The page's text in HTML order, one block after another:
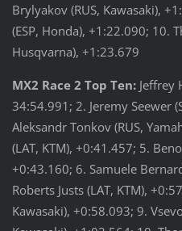
Brylyakov (RUS, Kawasaki),
(ESP, Honda), +1:22.090; 10.
Husqvarna), +1:23.679
MX2 Race 2 Top Ten: Jeffrey
34:54.991; 2. Jeremy Seewer
Aleksandr Tonkov (RUS,
(LAT, KTM), +0:41.457; 5.
+0:43.160; 6. Samuele
Roberts Justs (LAT, KTM),
Kawasaki), +0:58.093; 9.